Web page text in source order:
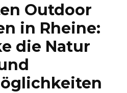
Outdoor
in Rheine:
die Natur